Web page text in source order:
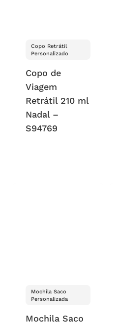
Copo Retrátil
Personalizado
Copo de
Viagem
Retrátil 210 ml
Nadal –
S94769
Mochila Saco
Personalizada
Mochila Saco